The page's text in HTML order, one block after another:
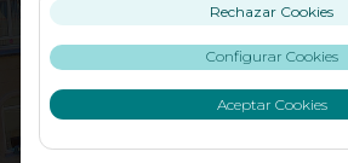
Rechazar Cookies
Configurar Cookies
Aceptar Cookies
El Carmen